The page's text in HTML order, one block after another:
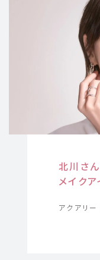
北川さ
メイク
アクアリ